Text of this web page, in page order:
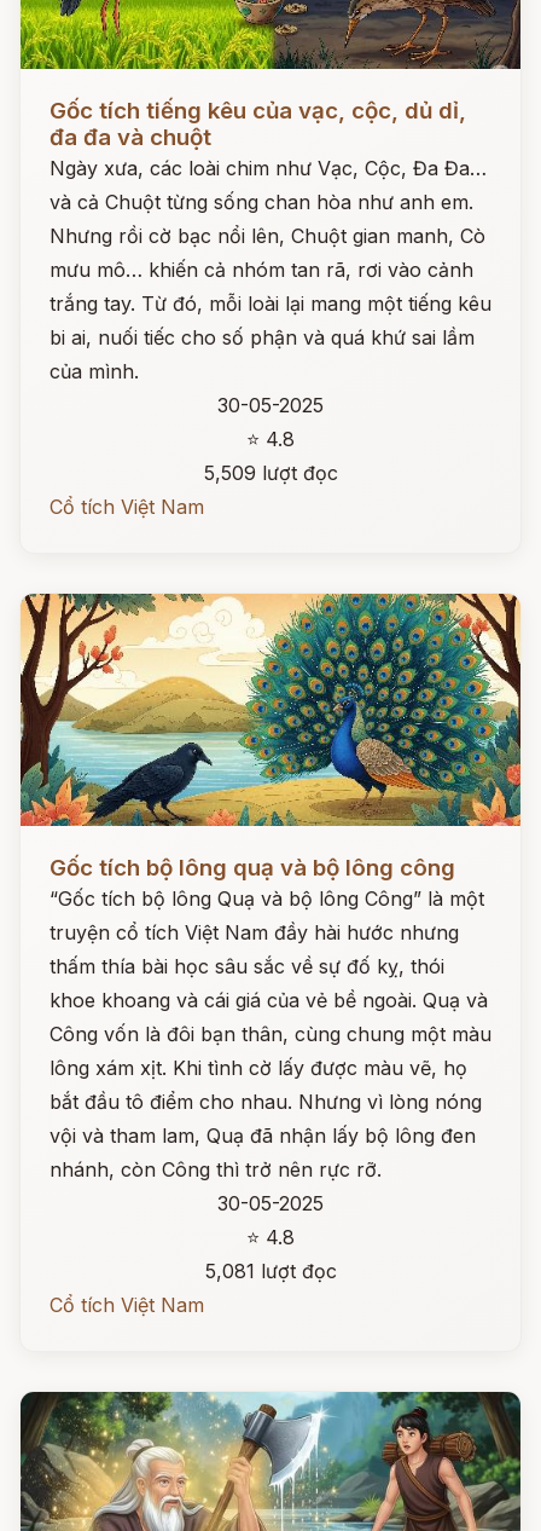
Đọc ngay
Gốc tích tiếng kêu của vạc, cộc, dủ dỉ,
đa đa và chuột
Ngày xưa, các loài chim như Vạc, Cộc, Đa Đa…
và cả Chuột từng sống chan hòa như anh em.
Nhưng rồi cờ bạc nổi lên, Chuột gian manh, Cò
mưu mô… khiến cả nhóm tan rã, rơi vào cảnh
trắng tay. Từ đó, mỗi loài lại mang một tiếng kêu
bi ai, nuối tiếc cho số phận và quá khứ sai lầm
của mình.
30-05-2025
⭐ 4.8
5,509 lượt đọc
Cổ tích Việt Nam
Đọc ngay
Gốc tích bộ lông quạ và bộ lông công
“Gốc tích bộ lông Quạ và bộ lông Công” là một
truyện cổ tích Việt Nam đầy hài hước nhưng
thấm thía bài học sâu sắc về sự đố kỵ, thói
khoe khoang và cái giá của vẻ bề ngoài. Quạ và
Công vốn là đôi bạn thân, cùng chung một màu
lông xám xịt. Khi tình cờ lấy được màu vẽ, họ
bắt đầu tô điểm cho nhau. Nhưng vì lòng nóng
vội và tham lam, Quạ đã nhận lấy bộ lông đen
nhánh, còn Công thì trở nên rực rỡ.
30-05-2025
⭐ 4.8
5,081 lượt đọc
Cổ tích Việt Nam